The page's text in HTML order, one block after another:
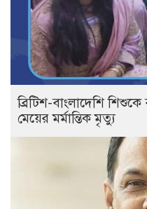
ব্রিটিশ-বাংলাদেশি
মেয়ের মর্মান্তিক মৃত্যু